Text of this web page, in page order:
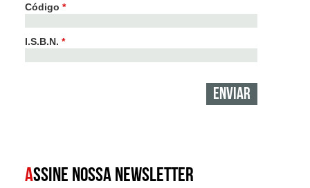
Código *
I.S.B.N. *
ASSINE NOSSA NEWSLETTER